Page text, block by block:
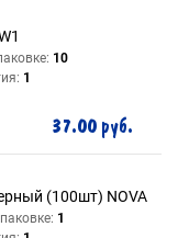
10
1
37.00 руб.
(100шт) NOVA
1